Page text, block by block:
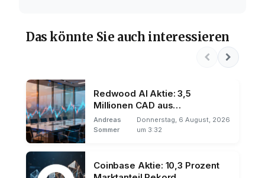
Das könnte Sie auch interessieren
Redwood AI Aktie: 3,5
Millionen CAD aus
Privatplatzierung
Andreas
Sommer
Donnerstag, 6 August, 2026
um 3:32
Coinbase Aktie: 10,3 Prozent